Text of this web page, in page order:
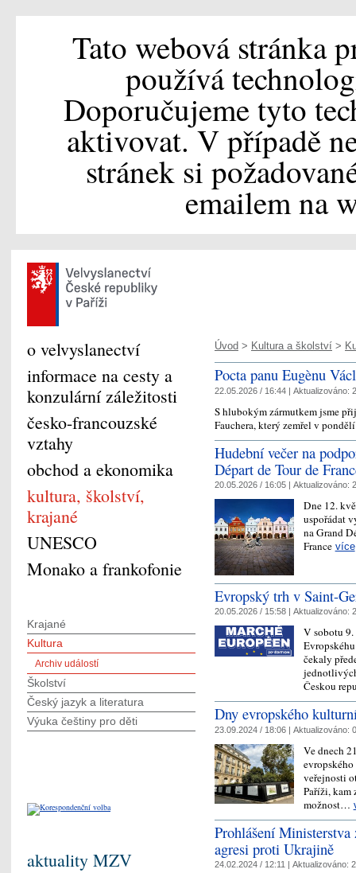
Tato webová stránka
používá
Doporučujeme tyto
aktivovat. V případě
stránek si
emailem na
Úvod > Kultura a školství >
Pocta panu Eugènu
22.05.2026 / 16:44 | Aktualizováno:
S hlubokým zármutkem jsme
Fauchera, který zemřel v
Hudební večer na
Départ de Tour de
20.05.2026 / 16:05 | Aktualizováno:
Dne 12.
uspořádat
na Grand
France více
Evropský trh v Saint-
20.05.2026 / 15:58 | Aktualizováno:
V sobotu
čekaly
Českou
Dny evropského
23.09.2024 / 18:06 | Aktualizováno:
Ve dnech
veřejnosti
Paříži, kam
možnost…
Prohlášení
agresi proti Ukrajině
24.02.2024 / 12:11 | Aktualizováno:
o velvyslanectví
informace na cesty a
konzulární záležitosti
česko-francouzské
vztahy
obchod a ekonomika
kultura, školství,
krajané
UNESCO
Monako a frankofonie
Krajané
Kultura
Archiv událostí
Školství
Český jazyk a literatura
Výuka češtiny pro děti
aktuality MZV